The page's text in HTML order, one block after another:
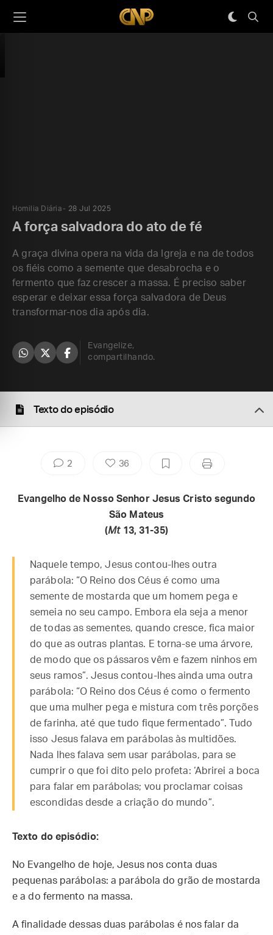
Homilia Diária 28 Jul 2025
A força salvadora do ato de fé
A graça divina opera na vida da Igreja e na de todos
os fiéis como a semente que desabrocha e o
fermento que faz crescer a massa. É preciso saber
esperar e deixar essa força salvadora de Deus
transformar-nos dia após dia.
Evangelize,
compartilhando.
Texto do episódio
2 36
Evangelho de Nosso Senhor Jesus Cristo segundo
São Mateus
(Mt 13, 31-35)
Naquele tempo, Jesus contou-lhes outra
parábola: “O Reino dos Céus é como uma
semente de mostarda que um homem pega e
semeia no seu campo. Embora ela seja a menor
de todas as sementes, quando cresce, fica maior
do que as outras plantas. E torna-se uma árvore,
de modo que os pássaros vêm e fazem ninhos em
seus ramos”. Jesus contou-lhes ainda uma outra
parábola: “O Reino dos Céus é como o fermento
que uma mulher pega e mistura com três porções
de farinha, até que tudo fique fermentado”. Tudo
isso Jesus falava em parábolas às multidões.
Nada lhes falava sem usar parábolas, para se
cumprir o que foi dito pelo profeta: ‘Abrirei a boca
para falar em parábolas; vou proclamar coisas
escondidas desde a criação do mundo”.
Texto do episódio:
No Evangelho de hoje, Jesus nos conta duas
pequenas parábolas: a parábola do grão de mostarda
e a do fermento na massa.
A finalidade dessas duas parábolas é nos falar da